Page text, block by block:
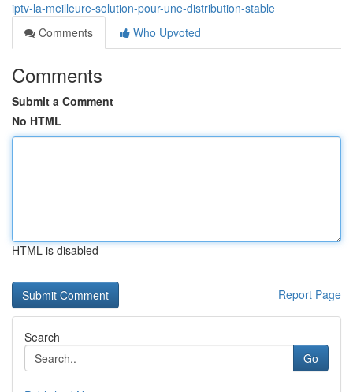
iptv-la-meilleure-solution-pour-une-distribution-stable
Comments
Who Upvoted
Comments
Submit a Comment
No HTML
HTML is disabled
Report Page
Search
Go